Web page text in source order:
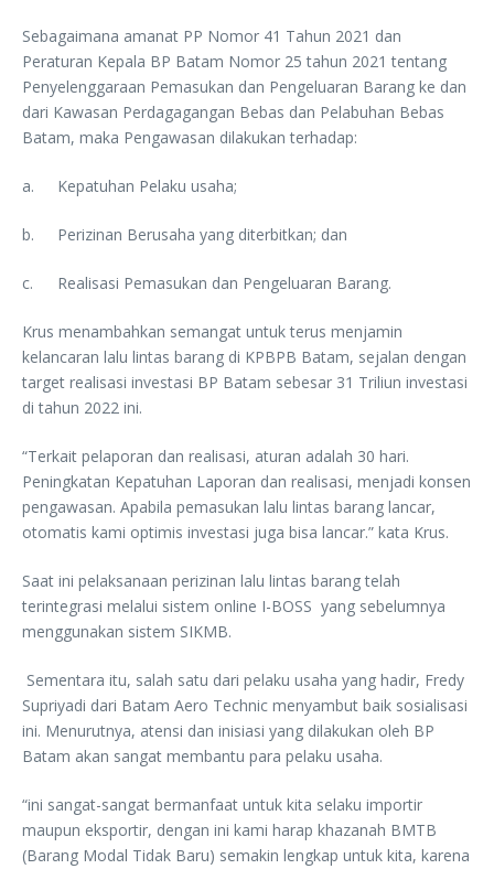
Sebagaimana amanat PP Nomor 41 Tahun 2021 dan
Peraturan Kepala BP Batam Nomor 25 tahun 2021 tentang
Penyelenggaraan Pemasukan dan Pengeluaran Barang ke dan
dari Kawasan Perdagagangan Bebas dan Pelabuhan Bebas
Batam, maka Pengawasan dilakukan terhadap:
a. Kepatuhan Pelaku usaha;
b. Perizinan Berusaha yang diterbitkan; dan
c. Realisasi Pemasukan dan Pengeluaran Barang.
Krus menambahkan semangat untuk terus menjamin
kelancaran lalu lintas barang di KPBPB Batam, sejalan dengan
target realisasi investasi BP Batam sebesar 31 Triliun investasi
di tahun 2022 ini.
“Terkait pelaporan dan realisasi, aturan adalah 30 hari.
Peningkatan Kepatuhan Laporan dan realisasi, menjadi konsen
pengawasan. Apabila pemasukan lalu lintas barang lancar,
otomatis kami optimis investasi juga bisa lancar.” kata Krus.
Saat ini pelaksanaan perizinan lalu lintas barang telah
terintegrasi melalui sistem online I-BOSS yang sebelumnya
menggunakan sistem SIKMB.
Sementara itu, salah satu dari pelaku usaha yang hadir, Fredy
Supriyadi dari Batam Aero Technic menyambut baik sosialisasi
ini. Menurutnya, atensi dan inisiasi yang dilakukan oleh BP
Batam akan sangat membantu para pelaku usaha.
“ini sangat-sangat bermanfaat untuk kita selaku importir
maupun eksportir, dengan ini kami harap khazanah BMTB
(Barang Modal Tidak Baru) semakin lengkap untuk kita, karena